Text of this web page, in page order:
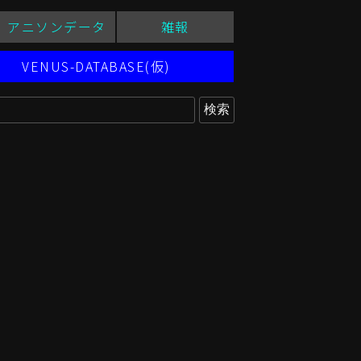
アニソンデータ 雑報
VENUS-DATABASE(仮)